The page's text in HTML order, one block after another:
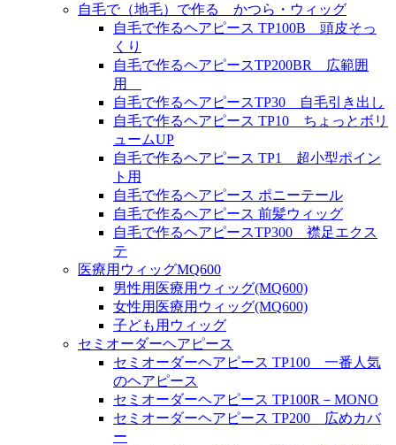
自毛で（地毛）で作る かつら・ウィッグ
自毛で作るヘアピース TP100B 頭皮そっ
くり
自毛で作るヘアピースTP200BR 広範囲
用
自毛で作るヘアピースTP30 自毛引き出し
自毛で作るヘアピース TP10 ちょっとボリ
ュームUP
自毛で作るヘアピース TP1 超小型ポイン
ト用
自毛で作るヘアピース ポニーテール
自毛で作るヘアピース 前髪ウィッグ
自毛で作るヘアピースTP300 襟足エクス
テ
医療用ウィッグMQ600
男性用医療用ウィッグ(MQ600)
女性用医療用ウィッグ(MQ600)
子ども用ウィッグ
セミオーダーヘアピース
セミオーダーヘアピース TP100 一番人気
のヘアピース
セミオーダーヘアピース TP100R－MONO
セミオーダーヘアピース TP200 広めカバ
ー